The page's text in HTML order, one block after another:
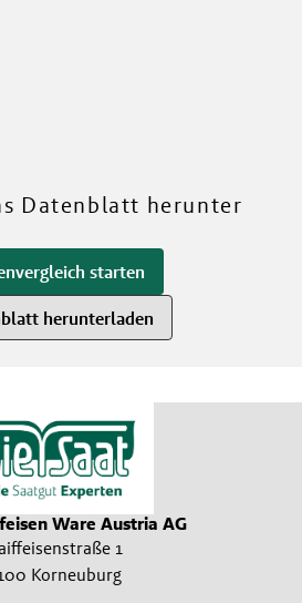
Sorten
Datenblatt herunter
starten
herunterladen
Ware Austria AG
1
Korneuburg